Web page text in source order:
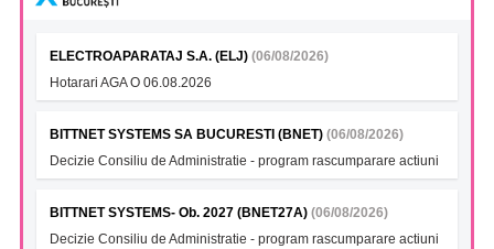
ELECTROAPARATAJ S.A. (ELJ) (06/08/2026)
Hotarari AGA O 06.08.2026
BITTNET SYSTEMS SA BUCURESTI (BNET) (06/08/2026)
Decizie Consiliu de Administratie - program rascumparare actiuni
BITTNET SYSTEMS- Ob. 2027 (BNET27A) (06/08/2026)
Decizie Consiliu de Administratie - program rascumparare actiuni